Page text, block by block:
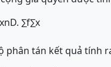
xnD. ∑f∑x
phân tán kết quả tính